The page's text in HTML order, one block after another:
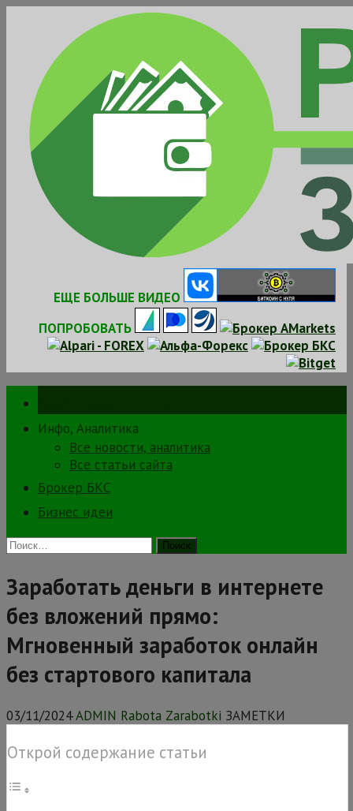
ЕЩЕ БОЛЬШЕ ВИДЕО
ПОПРОБОВАТЬ
Инфо, Аналитика
Все новости, аналитика
Все статьи сайта
Брокер БКС
Бизнес идеи
Найти:
Заработать деньги в интернете
без вложений прямо:
Мгновенный заработок онлайн
без стартового капитала
03/11/2024ADMIN Rabota Zarabotki ЗАМЕТКИ
Открой содержание статьи